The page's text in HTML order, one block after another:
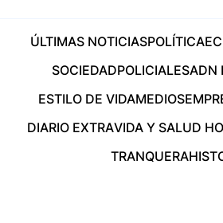
ÚLTIMAS NOTICIASPOLÍTICA
SOCIEDADPOLICIALESADN
ESTILO DE VIDAMEDIOS
DIARIO EXTRAVIDA Y SALUD
TRANQUERA